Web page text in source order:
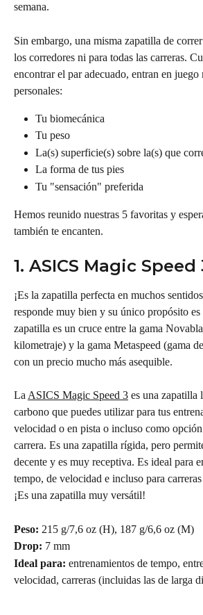
semana.
Sin embargo, una misma zapatilla de
los corredores ni para todas las carreras.
encontrar el par adecuado, entran en juego
personales:
Tu biomecánica
Tu peso
La(s) superficie(s) sobre la(s) que
La forma de tus pies
Tu "sensación" preferida
Hemos reunido nuestras 5 favoritas y
también te encanten.
1. ASICS Magic Speed
¡Es la zapatilla perfecta en muchos
responde muy bien y su único propósito
zapatilla es un cruce entre la gama
kilometraje) y la gama Metaspeed (gama
con un precio mucho más asequible.
La ASICS Magic Speed 3 es una zapatilla
carbono que puedes utilizar para tus
velocidad o en pista o incluso como
carrera. Es una zapatilla rígida, pero
decente y es muy receptiva. Es ideal para
tempo, de velocidad e incluso para
¡Es una zapatilla muy versátil!
Peso: 215 g/7,6 oz (H), 187 g/6,6 oz (M)
Drop: 7 mm
Ideal para: entrenamientos de tempo,
velocidad, carreras (incluidas las de larga